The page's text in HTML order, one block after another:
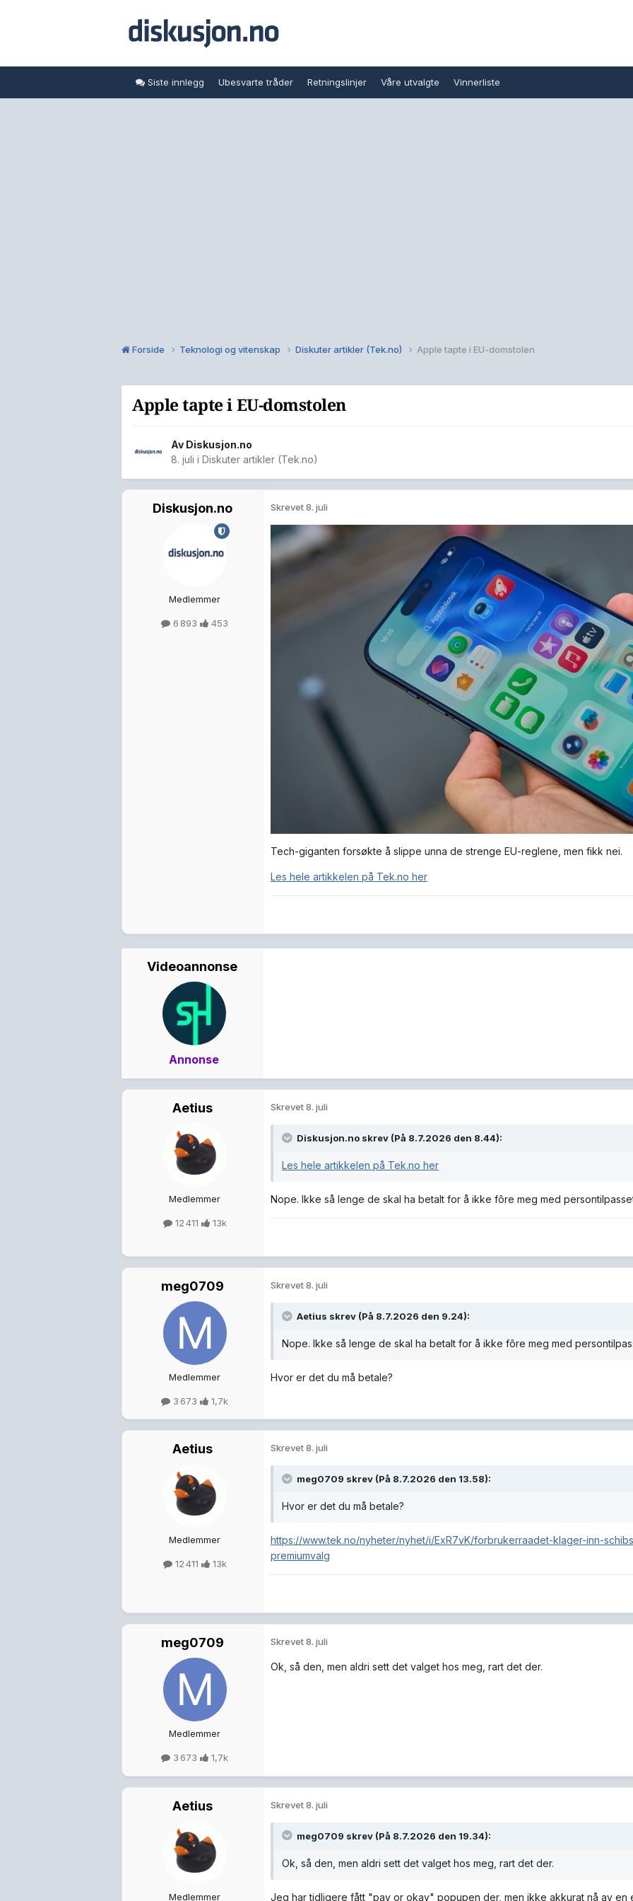
Siste innlegg Ubesvarte tråder Retningslinjer Våre utvalgte Vinnerliste
Forside Teknologi og vitenskap Diskuter artikler (Tek.no) Apple tapte i EU-domstolen
Apple tapte i EU-domstolen
Av Diskusjon.no
8. juli i Diskuter artikler (Tek.no)
Diskusjon.no
Medlemmer
6 893 453
Skrevet8. juli
Tech-giganten forsøkte å slippe unna de strenge EU-reglene, men fikk nei.
Les hele artikkelen på Tek.no her
Videoannonse
Annonse
Aetius
Medlemmer
12 411 13k
Skrevet8. juli
Diskusjon.no skrev (På 8.7.2026 den 8.44):
Les hele artikkelen på Tek.no her
Nope. Ikke så lenge de skal ha betalt for å ikke fôre meg med
meg0709
Medlemmer
3 673 1,7k
Skrevet8. juli
Aetius skrev (På 8.7.2026 den 9.24):
Nope. Ikke så lenge de skal ha betalt for å ikke fôre meg med
Hvor er det du må betale?
Aetius
Medlemmer
12 411 13k
Skrevet8. juli
meg0709 skrev (På 8.7.2026 den 13.58):
Hvor er det du må betale?
https://www.tek.no/nyheter/nyhet/i/ExR7vK/forbrukerraadet-klager-inn-
premiumvalg
meg0709
Medlemmer
3 673 1,7k
Skrevet8. juli
Ok, så den, men aldri sett det valget hos meg, rart det der.
Aetius
Medlemmer
Skrevet8. juli
meg0709 skrev (På 8.7.2026 den 19.34):
Ok, så den, men aldri sett det valget hos meg, rart det der.
Jeg har tidligere fått "pay or okay" popupen der, men ikke akkurat nå av en